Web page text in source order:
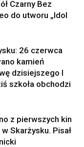
Czarny Bez
do utworu „Idol
26 czerwca
kamień
dzisiejszego I
szkoła obchodzi
z pierwszych kin
Skarżysku. Pisał